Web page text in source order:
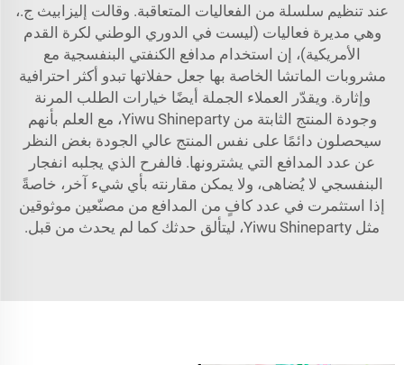
عند تنظيم سلسلة من الفعاليات المتعاقبة. وقالت إليزابيث ج.،
وهي مديرة فعاليات (ليست في الدوري الوطني لكرة القدم
الأمريكية)، إن استخدام مدافع الكنفتي البنفسجية مع
مشروبات الماتشا الخاصة بها جعل حفلاتها تبدو أكثر احترافية
وإثارة. ويقدّر العملاء الجملة أيضًا خيارات الطلب المرنة
وجودة المنتج الثابتة من Yiwu Shineparty، مع العلم بأنهم
سيحصلون دائمًا على نفس المنتج عالي الجودة بغض النظر
عن عدد المدافع التي يشترونها. فالفرح الذي يجلبه انفجار
البنفسجي لا يُضاهى، ولا يمكن مقارنته بأي شيء آخر، خاصةً
إذا استثمرت في عدد كافٍ من المدافع من مصنّعين موثوقين
مثل Yiwu Shineparty، ليتألق حدثك كما لم يحدث من قبل.